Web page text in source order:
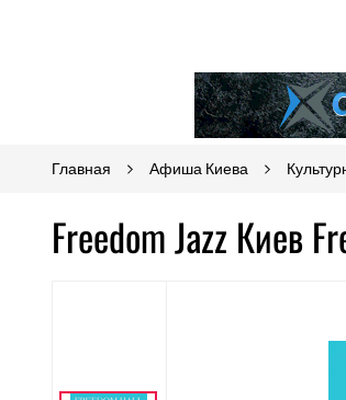
Главная Афиша Киева
Freedom Jazz Киев